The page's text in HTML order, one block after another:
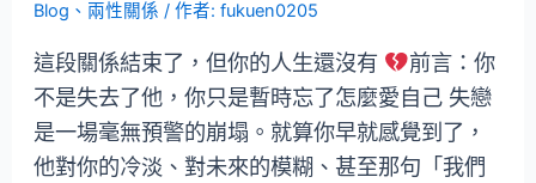
Blog 、 兩性關係 / 作者:fukuen0205
這段關係結束了，但你的人生還沒有
前言：你
不是失去了他，你只是暫時忘了怎麼愛自己 失戀
是一場毫無預警的崩塌。就算你早就感覺到了，
他對你的冷淡、對未來的模糊、甚至那句「我們